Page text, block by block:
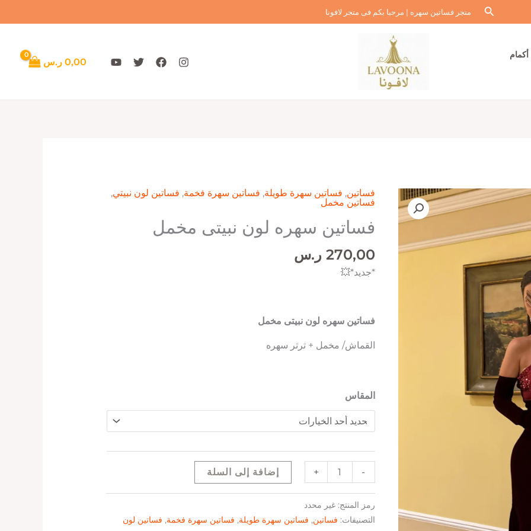
البحثمتجر فساتين سهره | مرحبا بكم فى متجر لافونا
0,00 ر.س
فساتين, فساتين سهرة طويلة, فساتين سهرة فخمة, فساتين لون نبيتي,
فساتين مخمل
فساتين سهره لون نبيتى مخمل
270,00 ر.س
*جديد*💥
فساتين سهره لون نبيتى مخمل
القماش/ مخمل + ترتر سهره
المقاس
-
+ إضافة إلى السلة
رمز المنتج:غير محدد
التصنيفات: فساتين, فساتين سهرة طويلة, فساتين سهرة فخمة, فساتين لون